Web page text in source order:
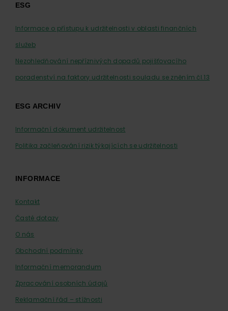
ESG
Informace o přístupu k udržitelnosti v oblasti finančních
služeb
Nezohledňování nepříznivých dopadů pojišťovacího
poradenství na faktory udržitelnosti souladu se zněním čl.13
ESG ARCHIV
Informační dokument udržitelnost
Politika začleňování rizik týkajících se udržitelnosti
INFORMACE
Kontakt
Časté dotazy
O nás
Obchodní podmínky
Informační memorandum
Zpracování osobních údajů
Reklamační řád – stížnosti